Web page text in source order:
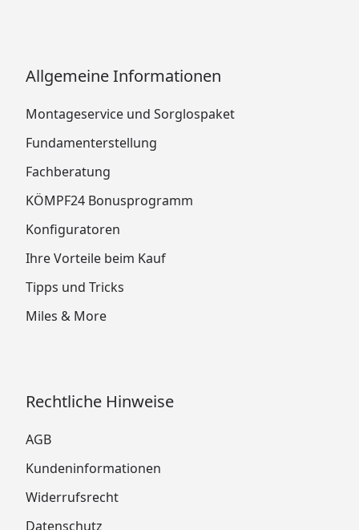
Allgemeine Informationen
Montageservice und Sorglospaket
Fundamenterstellung
Fachberatung
KÖMPF24 Bonusprogramm
Konfiguratoren
Ihre Vorteile beim Kauf
Tipps und Tricks
Miles & More
Rechtliche Hinweise
AGB
Kundeninformationen
Widerrufsrecht
Datenschutz